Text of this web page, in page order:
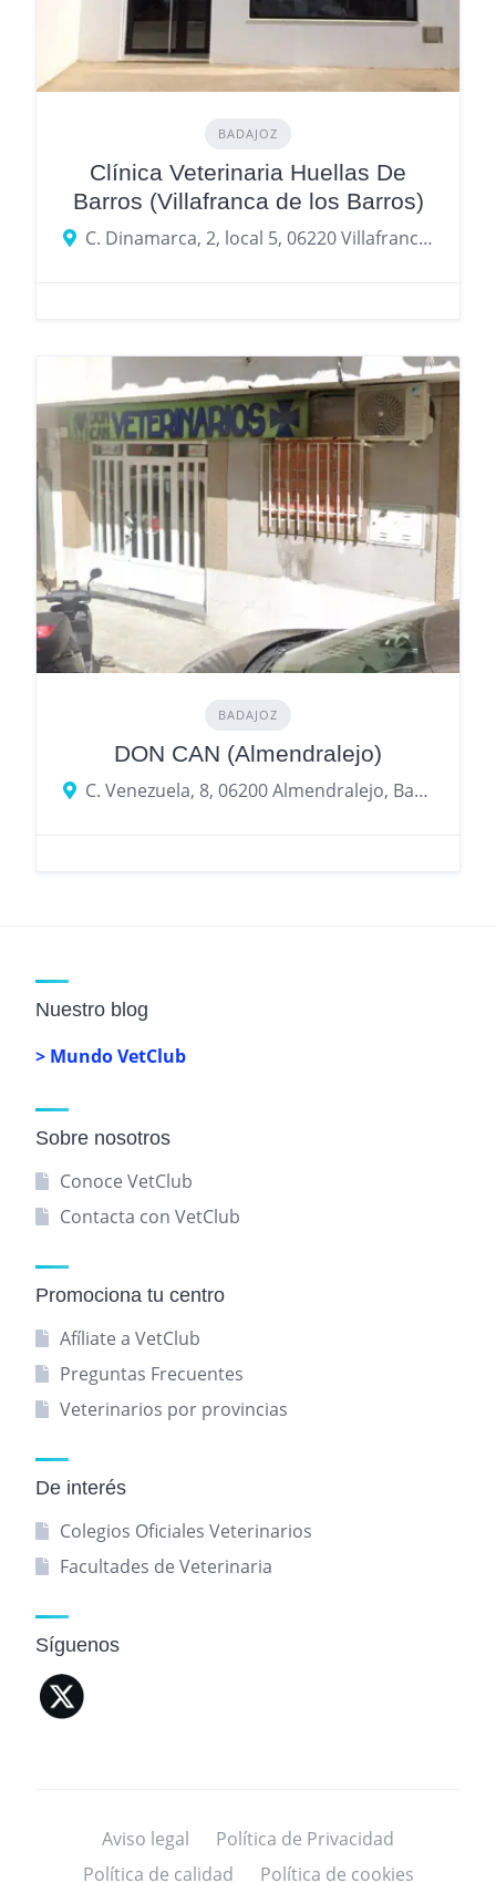
BADAJOZ
Clínica Veterinaria Huellas De
Barros (Villafranca de los Barros)
C. Dinamarca, 2, local 5, 06220 Villafranca de los Barros, Badajoz
BADAJOZ
DON CAN (Almendralejo)
C. Venezuela, 8, 06200 Almendralejo, Badajoz
Nuestro blog
> Mundo VetClub
Sobre nosotros
Conoce VetClub
Contacta con VetClub
Promociona tu centro
Afíliate a VetClub
Preguntas Frecuentes
Veterinarios por provincias
De interés
Colegios Oficiales Veterinarios
Facultades de Veterinaria
Síguenos
Aviso legal
Política de Privacidad
Política de calidad
Política de cookies